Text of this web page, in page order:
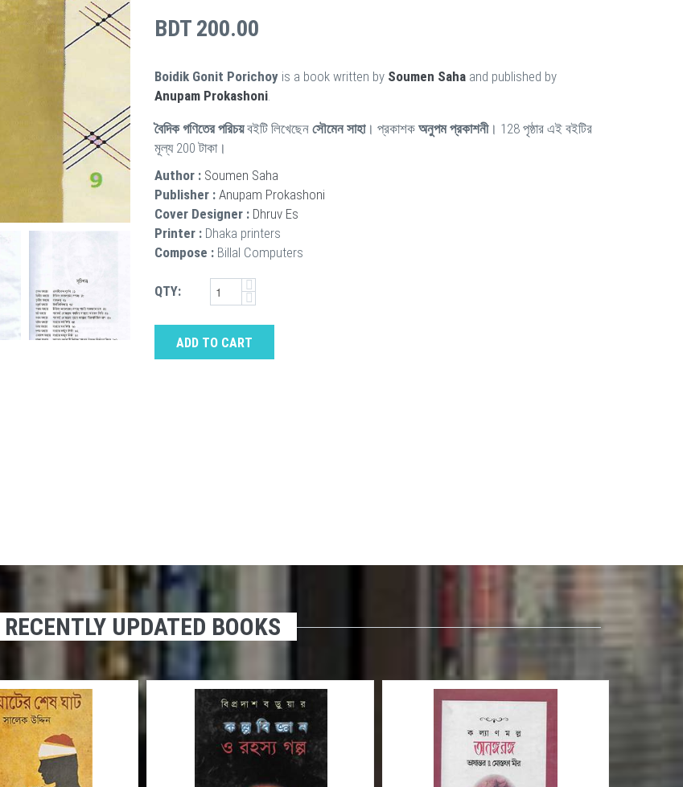
BDT 200.00
Boidik Gonit Porichoy is a book written by Soumen Saha and published by
Anupam Prokashoni.
বৈদিক গণিতের পরিচয়বইটি লিখেছেন সৌমেন সাহা। প্রকাশক অনুপম প্রকাশনী। 128 পৃষ্ঠার এই বইটির
মূল্য 200 টাকা।
Author : Soumen Saha
Publisher : Anupam Prokashoni
Cover Designer : Dhruv Es
Printer : Dhaka printers
Compose : Billal Computers
QTY:
ADD TO CART
RECENTLY UPDATED BOOKS